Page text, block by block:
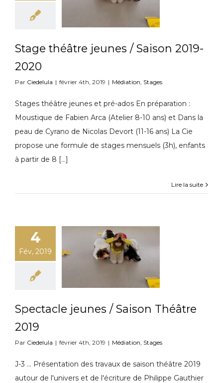
Stage théâtre jeunes / Saison 2019-
2020
Par Ciedelula | février 4th, 2019 | Médiation, Stages
Stages théâtre jeunes et pré-ados En préparation :
Moustique de Fabien Arca (Atelier 8-10 ans) et Dans la
peau de Cyrano de Nicolas Devort (11-16 ans) La Cie
propose une formule de stages mensuels (3h), enfants
à partir de 8 [...]
Lire la suite
4
Fév, 2019
Spectacle jeunes / Saison Théâtre
2019
Par Ciedelula | février 4th, 2019 | Médiation, Stages
J-3 ... Présentation des travaux de saison théâtre 2019
autour de l'univers et de l'écriture de Philippe Gauthier